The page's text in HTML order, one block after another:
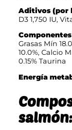
Aditivos (por
D3 1,750 IU,
Grasas Mín
10.0%, Calcio
0.15% Taurina
Energía
salmón: